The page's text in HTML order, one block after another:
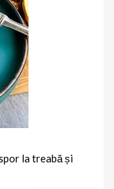
la treabă și